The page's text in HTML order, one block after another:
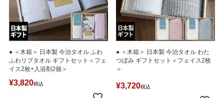
● ＜木箱＞ 日本製 今治タオル ふわ
ふわリブタオル ギフトセット＜フェ
イス2枚+入浴剤2個＞
¥3,820税込
● ＜木箱＞ 日本製 今治タオル わた
つぼみ ギフトセット＜フェイス2枚
＞
¥3,720税込